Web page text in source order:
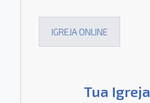
IGREJA ONLINE
Tua Igreja